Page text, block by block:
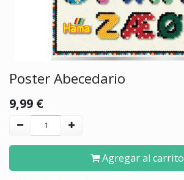
Poster Abecedario
9,99 €
Agregar al carrito